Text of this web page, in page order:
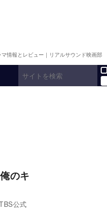
情報とレビュー｜リアルサウンド映画部
のキ
公式